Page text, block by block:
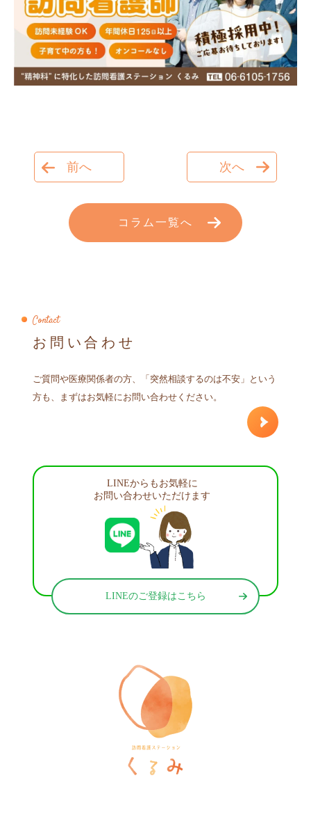
前へ 次へ
コラム一覧へ
Contact
お問い合わせ
ご質問や医療関係者の方、「突然相談するのは不安」という
方も、まずはお気軽にお問い合わせください。
LINEからもお気軽に
お問い合わせいただけます
LINEのご登録はこちら